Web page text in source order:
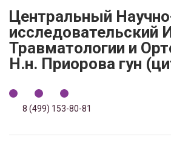
Центральный
исследовательский
Травматологии и
Н.н. Приорова гун
8 (499) 153-80-81